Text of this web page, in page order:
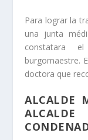
Para lograr la
una junta
constatara
burgomaestre.
doctora que
ALCALDE